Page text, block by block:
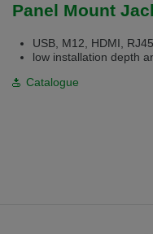
Panel Mount
USB, M12, HDMI,
low installation depth
Catalogue